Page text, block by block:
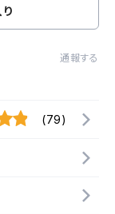
通報する
(79)